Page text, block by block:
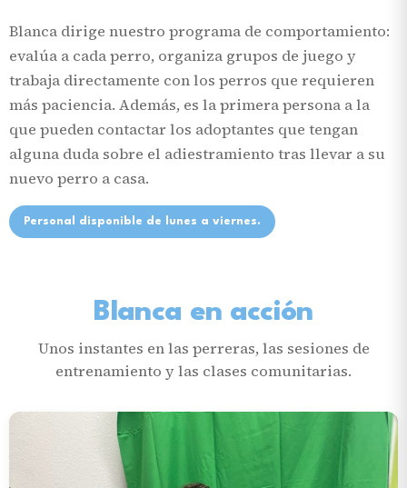
Blanca dirige nuestro programa de comportamiento:
evalúa a cada perro, organiza grupos de juego y
trabaja directamente con los perros que requieren
más paciencia. Además, es la primera persona a la
que pueden contactar los adoptantes que tengan
alguna duda sobre el adiestramiento tras llevar a su
nuevo perro a casa.
Personal disponible de lunes a viernes.
Blanca en acción
Unos instantes en las perreras, las sesiones de
entrenamiento y las clases comunitarias.